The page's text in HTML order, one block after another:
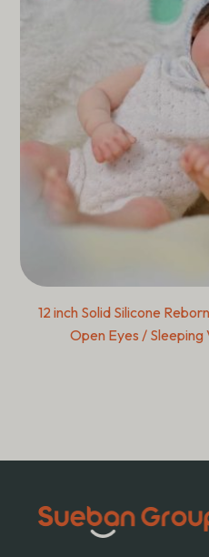
12 inch Solid Silicone
Open Eyes / Sleeping